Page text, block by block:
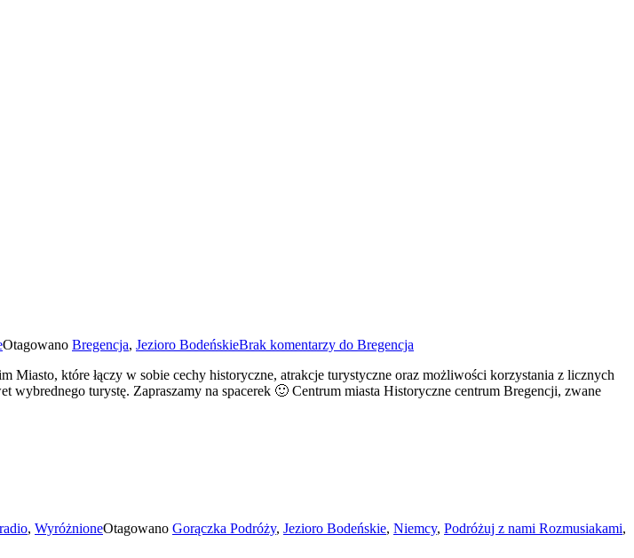
Otagowano Bregencja, Jezioro BodeńskieBrak komentarzy do Bregencja
które łączy w sobie cechy historyczne, atrakcje turystyczne oraz możliwości korzystania z licznych
turystę. Zapraszamy na spacerek 🙂 Centrum miasta Historyczne centrum Bregencji, zwane
, WyróżnioneOtagowano Gorączka Podróży, Jezioro Bodeńskie, Niemcy, Podróżuj z nami Rozmusiakami,